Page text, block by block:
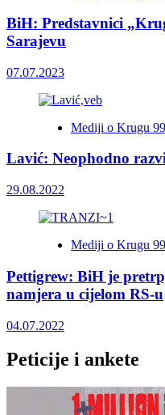
BiH: Predstavnici
Sarajevu
07.07.2023
Mediji o Krugu 99
Lavić: Neophodno
29.08.2022
Mediji o Krugu 99
Pettigrew: BiH je
namjera u cijelom RS-u
04.07.2022
Peticije i ankete